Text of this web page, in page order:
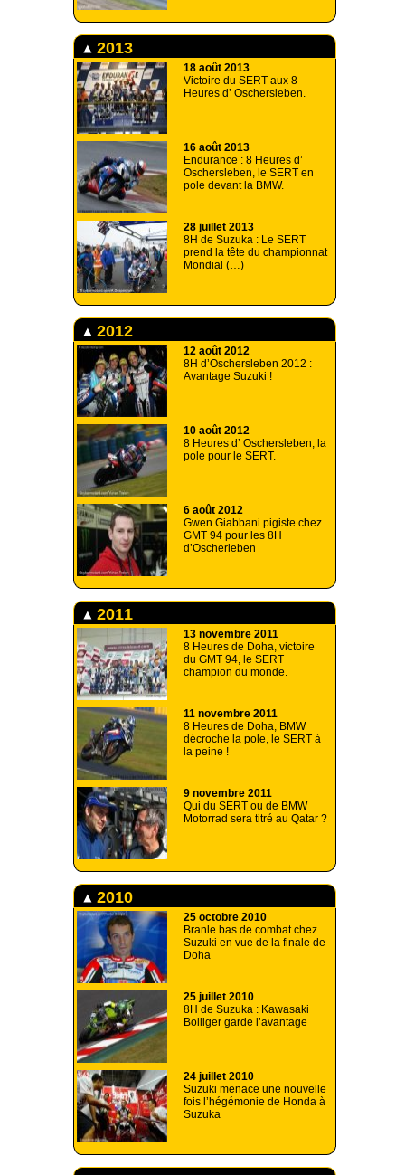
2013
18 août 2013
Victoire du SERT aux 8
Heures d’ Oschersleben.
16 août 2013
Endurance : 8 Heures d’
Oschersleben, le SERT en
pole devant la BMW.
28 juillet 2013
8H de Suzuka : Le SERT
prend la tête du championnat
Mondial (…)
2012
12 août 2012
8H d’Oschersleben 2012 :
Avantage Suzuki !
10 août 2012
8 Heures d’ Oschersleben, la
pole pour le SERT.
6 août 2012
Gwen Giabbani pigiste chez
GMT 94 pour les 8H
d’Oscherleben
2011
13 novembre 2011
8 Heures de Doha, victoire
du GMT 94, le SERT
champion du monde.
11 novembre 2011
8 Heures de Doha, BMW
décroche la pole, le SERT à
la peine !
9 novembre 2011
Qui du SERT ou de BMW
Motorrad sera titré au Qatar ?
2010
25 octobre 2010
Branle bas de combat chez
Suzuki en vue de la finale de
Doha
25 juillet 2010
8H de Suzuka : Kawasaki
Bolliger garde l’avantage
24 juillet 2010
Suzuki menace une nouvelle
fois l’hégémonie de Honda à
Suzuka